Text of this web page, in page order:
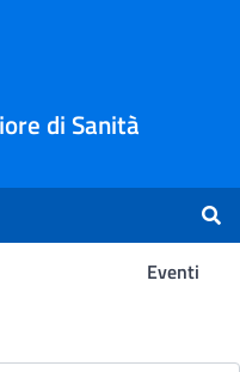
di Sanità
Eventi
-